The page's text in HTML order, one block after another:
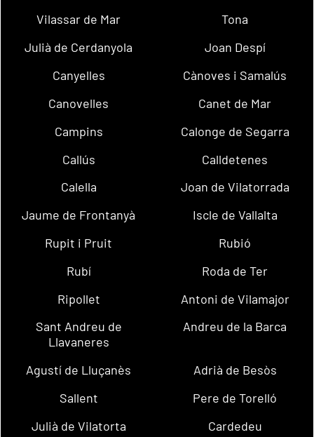
Vilassar de Mar
Tona
Julià de Cerdanyola
Joan Despí
Canyelles
Cànoves i Samalús
Canovelles
Canet de Mar
Campins
Calonge de Segarra
Callús
Calldetenes
Calella
Joan de Vilatorrada
Jaume de Frontanyà
Iscle de Vallalta
Rupit i Pruit
Rubió
Rubí
Roda de Ter
Ripollet
Antoni de Vilamajor
Sant Andreu de
Llavaneres
Andreu de la Barca
Agustí de Lluçanès
Adrià de Besòs
Sallent
Pere de Torelló
Julià de Vilatorta
Cardedeu